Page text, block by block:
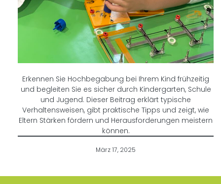
Erkennen Sie Hochbegabung bei Ihrem Kind frühzeitig
und begleiten Sie es sicher durch Kindergarten, Schule
und Jugend. Dieser Beitrag erklärt typische
Verhaltensweisen, gibt praktische Tipps und zeigt, wie
Eltern Stärken fördern und Herausforderungen meistern
können.
März 17, 2025